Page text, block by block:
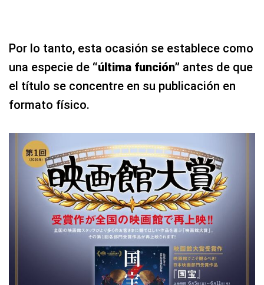
Por lo tanto, esta ocasión se establece como
una especie de “última función” antes de que
el título se concentre en su publicación en
formato físico.